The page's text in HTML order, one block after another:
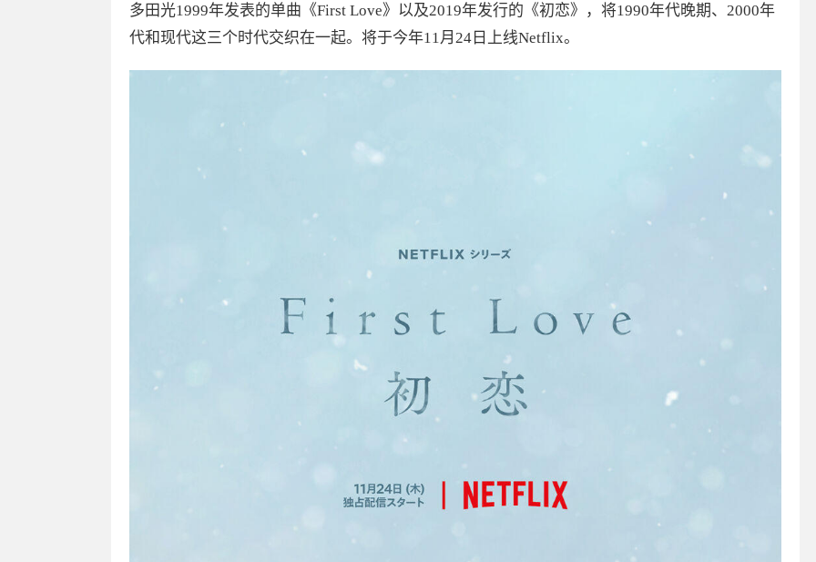
多田光1999年发表的单曲《First Love》以及2019年发行的《初恋》，将1990年代晚期、2000年
代和现代这三个时代交织在一起。将于今年11月24日上线Netflix。